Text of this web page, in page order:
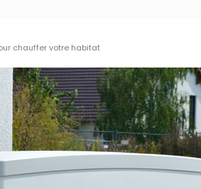
chauffer votre habitat